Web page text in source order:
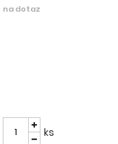
na dotaz
ks